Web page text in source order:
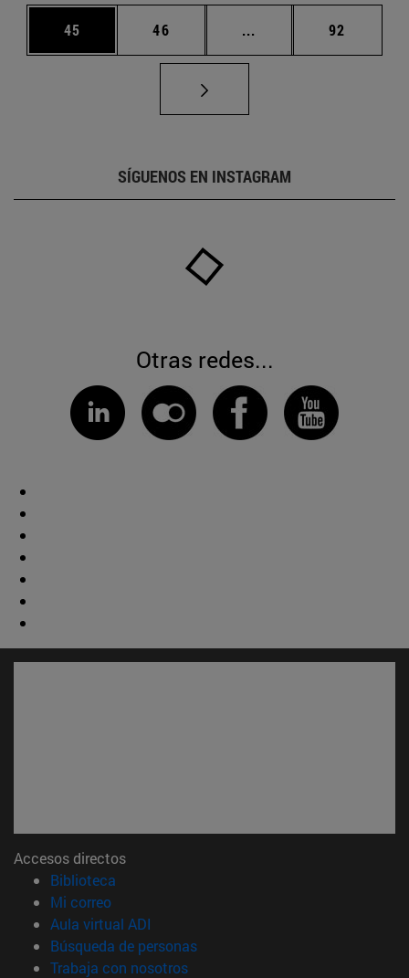
Página
45 Página
46 ... Páginas intermedias
Página
92
SÍGUENOS EN INSTAGRAM
Otras redes...
Accesos directos
Biblioteca
Mi correo(abre en nueva ventana)
Aula virtual ADI
Búsqueda de personas(abre en nueva ventana)
Trabaja con nosotros(abre en nueva ventana)